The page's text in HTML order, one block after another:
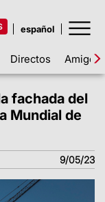
Directos Amigos
fachada del
Mundial de
9/05/23